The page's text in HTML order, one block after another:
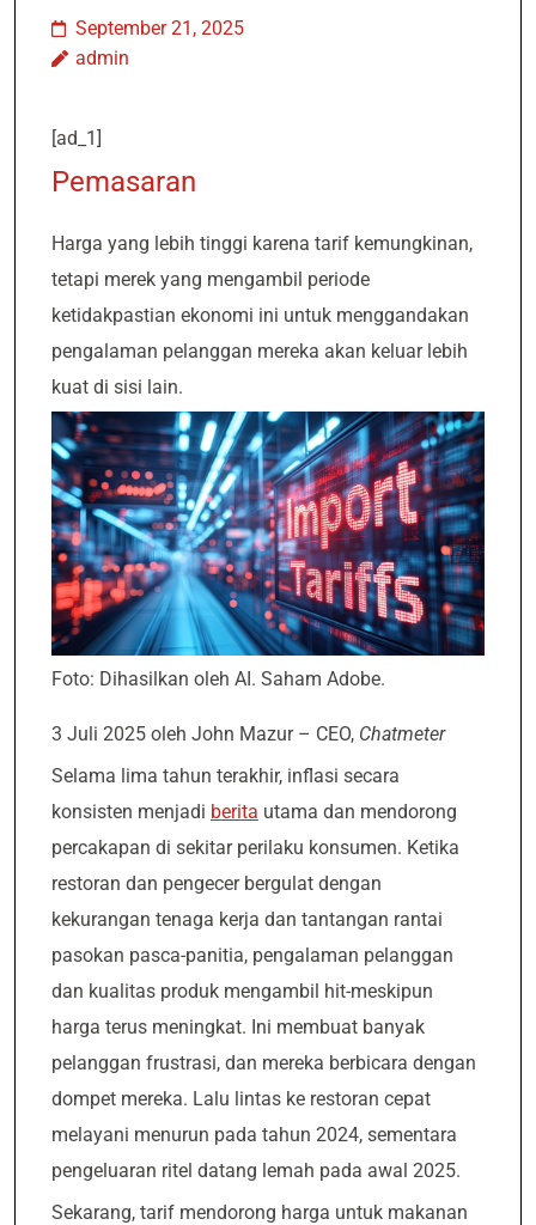
September 21, 2025
admin
[ad_1]
Pemasaran
Harga yang lebih tinggi karena tarif kemungkinan,
tetapi merek yang mengambil periode
ketidakpastian ekonomi ini untuk menggandakan
pengalaman pelanggan mereka akan keluar lebih
kuat di sisi lain.
Foto: Dihasilkan oleh AI. Saham Adobe.
3 Juli 2025 oleh John Mazur – CEO, Chatmeter
Selama lima tahun terakhir, inflasi secara
konsisten menjadi berita utama dan mendorong
percakapan di sekitar perilaku konsumen. Ketika
restoran dan pengecer bergulat dengan
kekurangan tenaga kerja dan tantangan rantai
pasokan pasca-panitia, pengalaman pelanggan
dan kualitas produk mengambil hit-meskipun
harga terus meningkat. Ini membuat banyak
pelanggan frustrasi, dan mereka berbicara dengan
dompet mereka. Lalu lintas ke restoran cepat
melayani menurun pada tahun 2024, sementara
pengeluaran ritel datang lemah pada awal 2025.
Sekarang, tarif mendorong harga untuk makanan